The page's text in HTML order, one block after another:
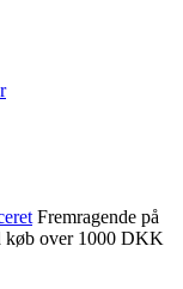
Fremragende på
køb over 1000 DKK